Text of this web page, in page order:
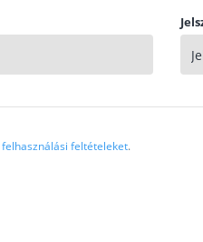
felhasználási feltételeket.